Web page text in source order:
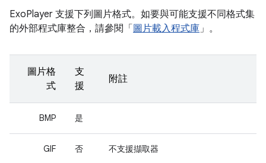
ExoPlayer 支援下列圖片格式。如要與可能支援不同格式集
的外部程式庫整合，請參閱「 圖片載入程式庫」。
圖片格
式
支
援
附註
BMP 是
GIF 否 不支援擷取器